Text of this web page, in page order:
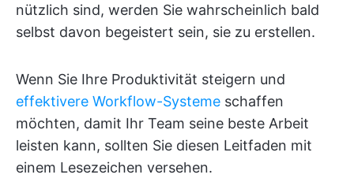
nützlich sind, werden Sie wahrscheinlich bald
selbst davon begeistert sein, sie zu erstellen.
Wenn Sie Ihre Produktivität steigern und
effektivere Workflow-Systeme schaffen
möchten, damit Ihr Team seine beste Arbeit
leisten kann, sollten Sie diesen Leitfaden mit
einem Lesezeichen versehen.